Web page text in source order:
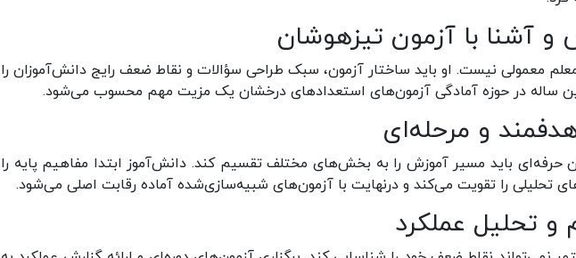
آشنا با آزمون تیزهوشان
معمولی نیست. او باید ساختار آزمون، سبک طراحی سؤالات و نقاط ضعف رایج دانش‌آموزان را
ساله در حوزه آمادگی آزمون‌های استعدادهای درخشان یک مزیت مهم محسوب می‌شود.
و مرحله‌ای
باید مسیر آموزش را به بخش‌های مختلف تقسیم کند. دانش‌آموز ابتدا مفاهیم پایه را
تحلیلی را تقویت می‌کند و درنهایت با آزمون‌های شبیه‌سازی‌شده آماده رقابت اصلی می‌شود.
تحلیل عملکرد